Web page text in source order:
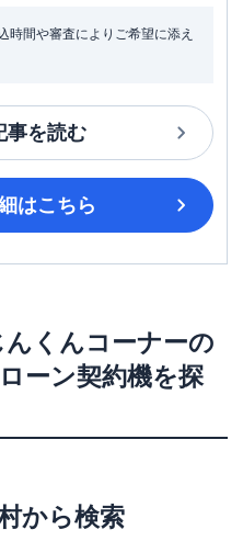
間や審査によりご希望に添え
事を読む
はこちら
んくんコーナーの
ーン契約機を探
から検索